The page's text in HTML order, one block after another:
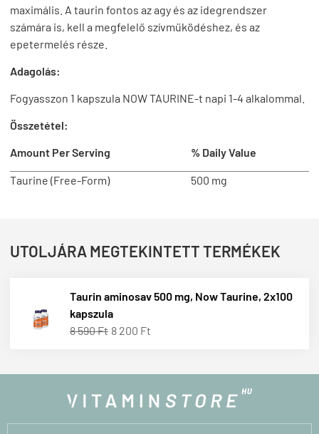
maximális. A taurin fontos az agy és az idegrendszer
számára is, kell a megfelelő szívműködéshez, és az
epetermelés része.
Adagolás:
Fogyasszon 1 kapszula NOW TAURINE-t napi 1-4 alkalommal.
Összetétel:
Amount Per Serving
% Daily Value
Taurine (Free-Form) 500 mg
UTOLJÁRA MEGTEKINTETT TERMÉKEK
Taurin aminosav 500 mg, Now Taurine, 2x100
kapszula
8 590 Ft 8 200 Ft